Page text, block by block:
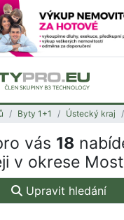
Byty 1+1 Ústecký kraj
vás 18
v okrese Most
Upravit hledání